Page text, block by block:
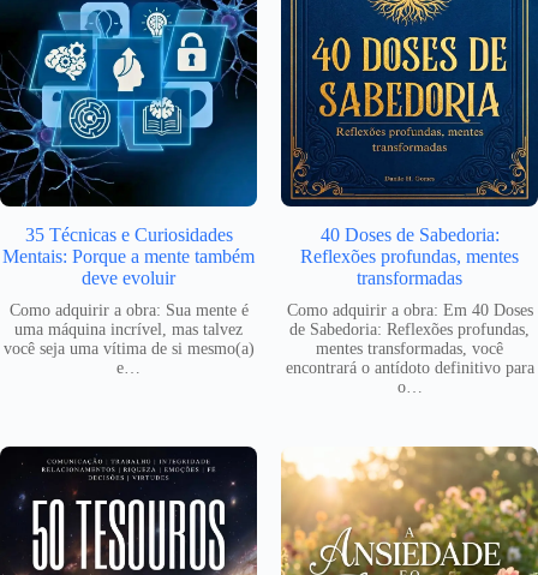
35 Técnicas e Curiosidades
Mentais: Porque a mente também
deve evoluir
Como adquirir a obra: Sua mente é
uma máquina incrível, mas talvez
você seja uma vítima de si mesmo(a)
e…
40 Doses de Sabedoria:
Reflexões profundas, mentes
transformadas
Como adquirir a obra: Em 40 Doses
de Sabedoria: Reflexões profundas,
mentes transformadas, você
encontrará o antídoto definitivo para
o…